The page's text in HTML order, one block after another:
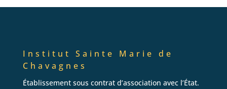
Institut Sainte Marie de
Chavagnes
Établissement sous contrat d’association avec l’État.